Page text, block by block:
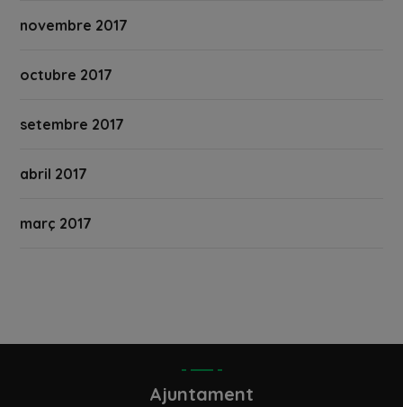
novembre 2017
octubre 2017
setembre 2017
abril 2017
març 2017
Ajuntament